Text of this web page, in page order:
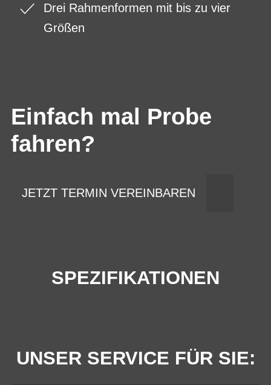
Drei Rahmenformen mit bis zu vier
Größen
Einfach mal Probe
fahren?
JETZT TERMIN VEREINBAREN
SPEZIFIKATIONEN
UNSER SERVICE FÜR SIE: